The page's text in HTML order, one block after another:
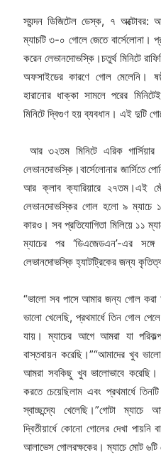
স্যন্দন ডিজিটেল ডেস্ক, ৭ অক্টোবর:
ম্যাচটি ৩-০ গোলে জেতে বার্সেলোনা।
করেন লেভানদোভস্কি।চতুর্থ মিনিটে
অফসাইডের কারণে গোল মেলেনি।
হারানোর ধাক্কা সামলে পরের
মিনিটে দ্বিগুণ হয় ব্যবধান। এই দুটি
আর ৩২তম মিনিটে এরিক
লেভানদোভস্কি।বার্সেলোনার জার্সিতে
আর ক্লাব ক্যারিয়ারে ২৭তম।এই
লেভানদোভস্কির গোল হলো ৯ ম্যাচে
কারও। সব প্রতিযোগিতা মিলিয়ে ১১
ম্যাচের পর ‘ডিএজেডএন’-এর
লেভানদোভস্কি হ্যাটট্রিকের জন্য কৃতিত্ব
“ভালো সব পাসে আমার জন্য গোল
ভালো খেলেছি, প্রথমার্ধে তিন গোল পেলে
যায়। ম্যাচের আগে আমরা যা
বাস্তবায়ন করেছি।”“আমাদের খুব
আমরা সবকিছু খুব ভালোভাবে
করতে চেয়েছিলাম এবং প্রথমার্ধে
স্বাচ্ছন্দ্যে খেলেছি।”গোটা
দ্বিতীয়ার্ধে কোনো গোলের দেখা
আলাভেস গোলরক্ষকের। ম্যাচে মোট ৬টি